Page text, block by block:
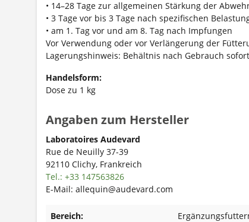
• 14–28 Tage zur allgemeinen Stärkung der
• 3 Tage vor bis 3 Tage nach spezifischen
• am 1. Tag vor und am 8. Tag nach Impfungen
Vor Verwendung oder vor Verlängerung der
Lagerungshinweis: Behältnis nach Gebrauch
Handelsform:
Dose zu 1 kg
Angaben zum Hersteller
Laboratoires Audevard
Rue de Neuilly 37-39
92110 Clichy, Frankreich
Tel.: +33 147563826
E-Mail: allequin@audevard.com
Bereich: